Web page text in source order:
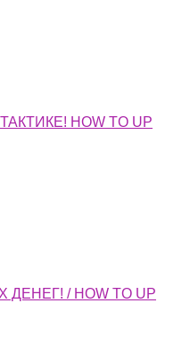
HOW TO UP
/ HOW TO UP